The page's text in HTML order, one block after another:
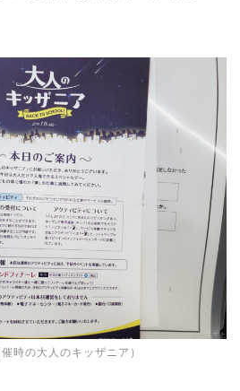
時の大人のキッザニア）